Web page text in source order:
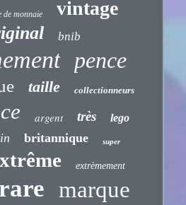
de monnaie vintage
bnib
pence
taille collectionneurs
argent très lego
britannique super
extrèmement
rare marque